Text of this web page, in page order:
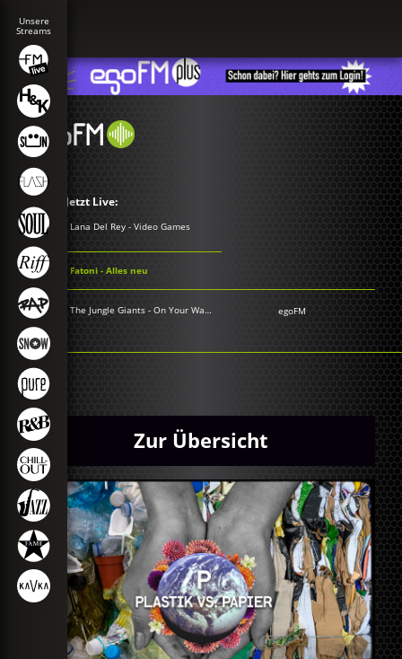
Jetzt Live:
Lana Del Rey - Video Games
Fatoni - Alles neu
The Jungle Giants - On Your Way Down egoFM
Zur Übersicht